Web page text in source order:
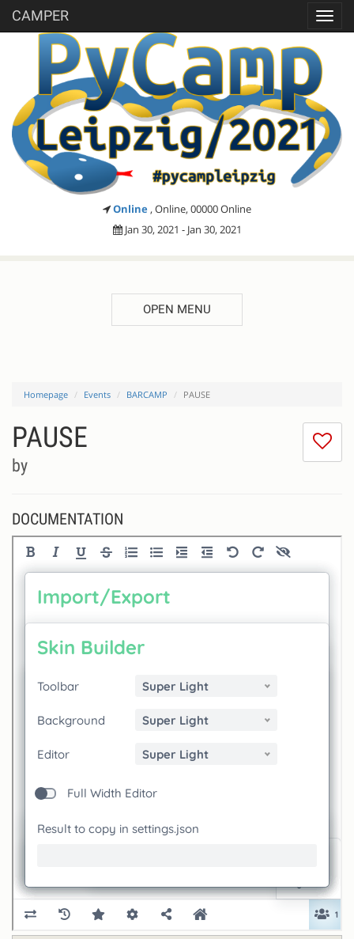
CAMPER
Online , Online, 00000 Online
Jan 30, 2021 - Jan 30, 2021
OPEN MENU
Homepage Events BARCAMP PAUSE
I
PAUSE
by
DOCUMENTATION